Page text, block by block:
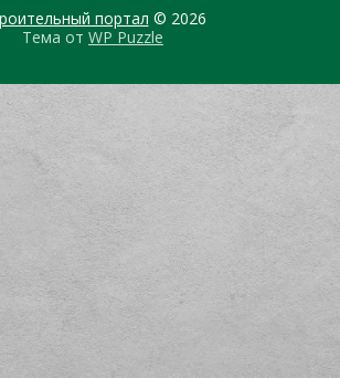
портал © 2026
Тема от WP Puzzle